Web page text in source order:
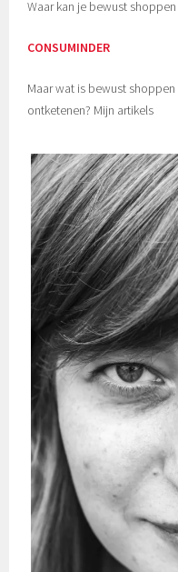
Waar kan je bewust
CONSUMINDER
Maar wat is bewust
ontketenen? Mijn artikels